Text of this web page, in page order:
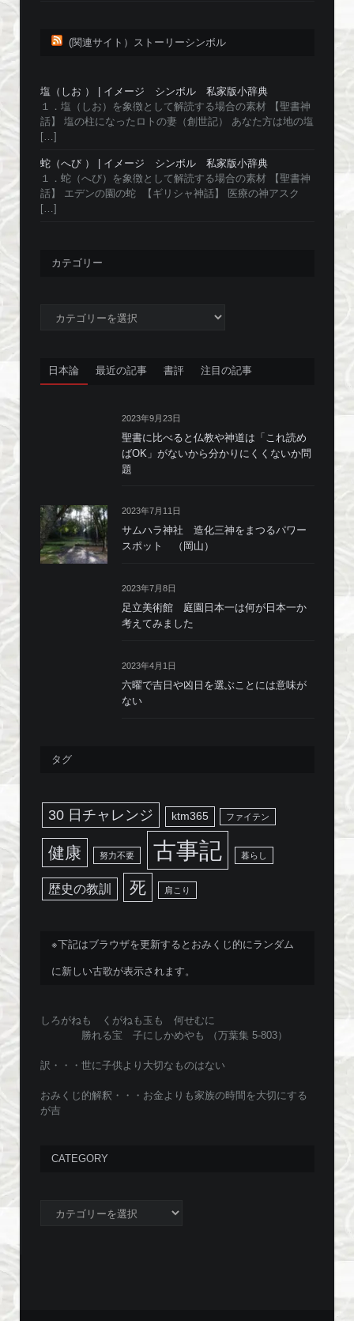
(関連サイト）ストーリーシンボル
塩（しお ） | イメージ シンボル 私家版小辞典
１．塩（しお）を象徴として解読する場合の素材 【聖書神
話】 塩の柱になったロトの妻（創世記） あなた方は地の塩
[…]
蛇（へび ） | イメージ シンボル 私家版小辞典
１．蛇（へび）を象徴として解読する場合の素材 【聖書神
話】 エデンの園の蛇 【ギリシャ神話】 医療の神アスク
[…]
カテゴリー
日本論 最近の記事 書評 注目の記事
2023年9月23日
聖書に比べると仏教や神道は「これ読め
ばOK」がないから分かりにくくないか問
題
2023年7月11日
サムハラ神社 造化三神をまつるパワー
スポット （岡山）
2023年7月8日
足立美術館 庭園日本一は何が日本一か
考えてみました
2023年4月1日
六曜で吉日や凶日を選ぶことには意味が
ない
タグ
30 日チャレンジ ktm365 ファイテン
健康 努力不要 古事記 暮らし
歴史の教訓 死 肩こり
※下記はブラウザを更新するとおみくじ的にランダム
に新しい古歌が表示されます。
しろがねも くがねも玉も 何せむに
勝れる宝 子にしかめやも （万葉集 5-803）
訳・・・世に子供より大切なものはない
おみくじ的解釈・・・お金よりも家族の時間を大切にする
が吉
CATEGORY